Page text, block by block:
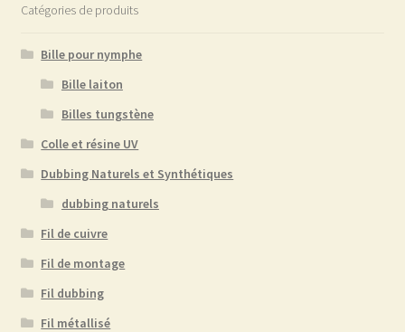
Catégories de produits
Bille pour nymphe
Bille laiton
Billes tungstène
Colle et résine UV
Dubbing Naturels et Synthétiques
dubbing naturels
Fil de cuivre
Fil de montage
Fil dubbing
Fil métallisé